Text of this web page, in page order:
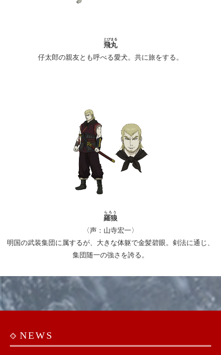
飛丸
とびまる
仔太郎の親友とも呼べる愛犬。共に旅をする。
羅狼
らろう
〈声：山寺宏一〉
明国の武装集団に属するが、大きな体躯で金髪碧眼。剣法に通じ、
集団随一の強さを誇る。
NEWS